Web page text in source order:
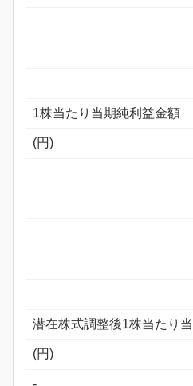
1株当たり当期純利益金額
(円)
潜在株式調整後1株当たり
(円)